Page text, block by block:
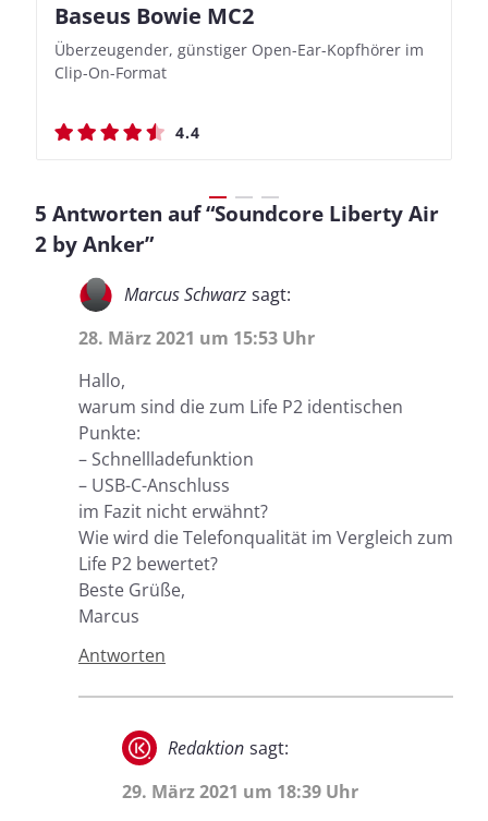
Baseus Bowie MC2
Überzeugender, günstiger Open-Ear-Kopfhörer im
Clip-On-Format
4.4
Nothing Ear (3a)
Bassbetonte True Wireless In-Ears mit cleveren
Aufnahmefunktionen
4.4
JBL Live 780NC
Stylischer Over-Ear mit sattem Klang und
beeindruckender Ausdauer
4.5
JBL Live 780NC
Stylischer Over-Ear mit sattem Klang und
beeindruckender Ausdauer
4.5
5 Antworten auf “Soundcore Liberty Air
2 by Anker”
Marcus Schwarz sagt:
28. März 2021 um 15:53 Uhr
Hallo,
warum sind die zum Life P2 identischen
Punkte:
– Schnellladefunktion
– USB-C-Anschluss
im Fazit nicht erwähnt?
Wie wird die Telefonqualität im Vergleich zum
Life P2 bewertet?
Beste Grüße,
Marcus
Antworten
Redaktion sagt:
29. März 2021 um 18:39 Uhr